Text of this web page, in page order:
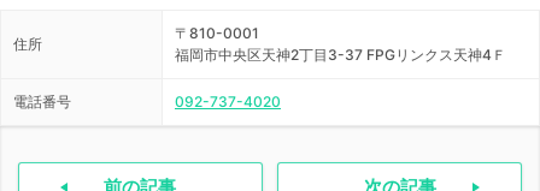
住所
〒810-0001
福岡市中央区天神2丁目3-37 FPGリンクス天神4Ｆ
電話番号 092-737-4020